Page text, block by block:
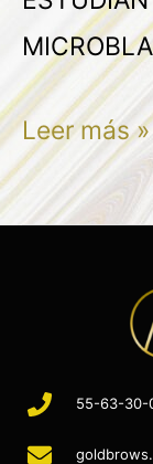
Leer más »
55-63-30-